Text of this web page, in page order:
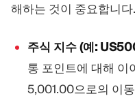
해하는 것이 중요합니다.
주식 지수 (예:
통 포인트에 대해
5,001.00으로의 이